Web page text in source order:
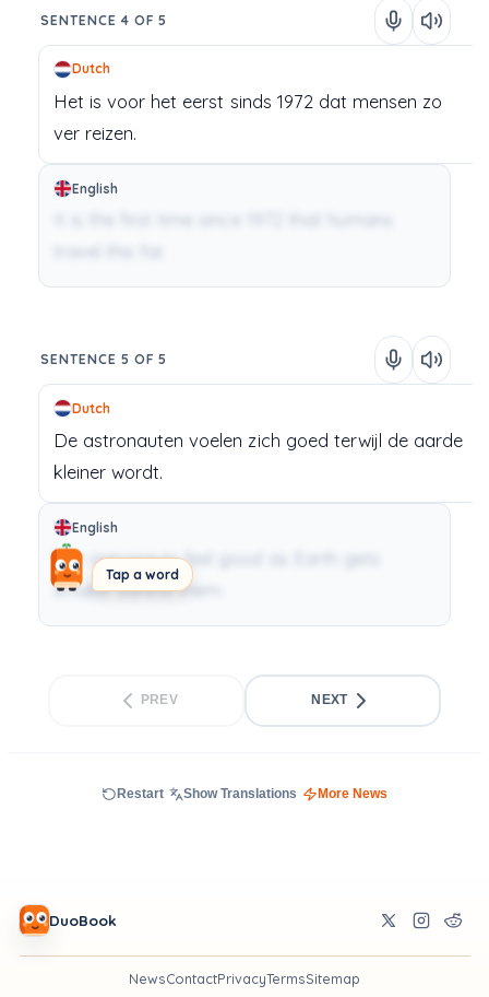
Tap a word
SENTENCE 4 OF 5
Dutch
Het is voor het eerst sinds 1972 dat mensen zo
ver reizen.
English
SENTENCE 5 OF 5
Dutch
De astronauten voelen zich goed terwijl de aarde
kleiner wordt.
English
The astronauts feel good as Earth gets
smaller behind them.
PREV NEXT
Restart Show Translations More News
DuoBook
NewsContactPrivacyTermsSitemap